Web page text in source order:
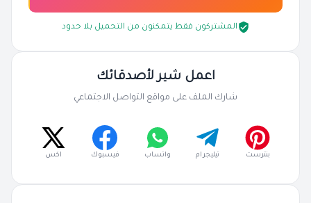
المشتركون فقط يتمكنون من التحميل بلا حدود
اعمل شير لأصدقائك
شارك الملف على مواقع التواصل الاجتماعي
بنترست تيليجرام واتساب فيسبوك اكس